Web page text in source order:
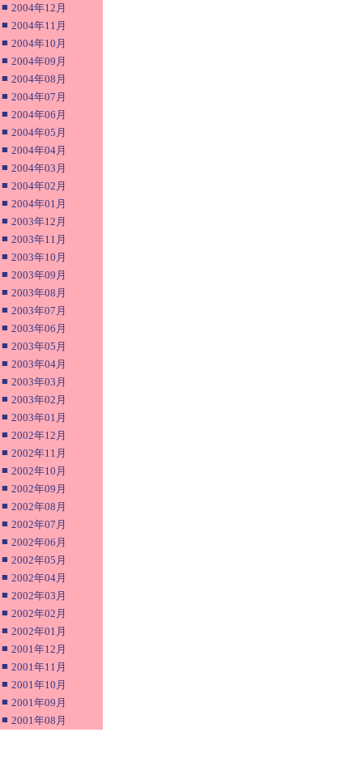
■ 2004年12月
■ 2004年11月
■ 2004年10月
■ 2004年09月
■ 2004年08月
■ 2004年07月
■ 2004年06月
■ 2004年05月
■ 2004年04月
■ 2004年03月
■ 2004年02月
■ 2004年01月
■ 2003年12月
■ 2003年11月
■ 2003年10月
■ 2003年09月
■ 2003年08月
■ 2003年07月
■ 2003年06月
■ 2003年05月
■ 2003年04月
■ 2003年03月
■ 2003年02月
■ 2003年01月
■ 2002年12月
■ 2002年11月
■ 2002年10月
■ 2002年09月
■ 2002年08月
■ 2002年07月
■ 2002年06月
■ 2002年05月
■ 2002年04月
■ 2002年03月
■ 2002年02月
■ 2002年01月
■ 2001年12月
■ 2001年11月
■ 2001年10月
■ 2001年09月
■ 2001年08月